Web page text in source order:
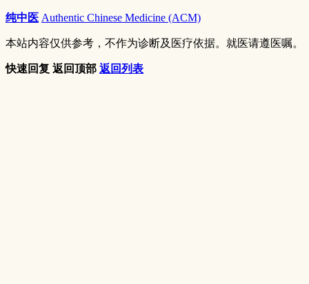
纯中医 Authentic Chinese Medicine (ACM)
本站内容仅供参考，不作为诊断及医疗依据。就医请遵医嘱。
快速回复 返回顶部 返回列表